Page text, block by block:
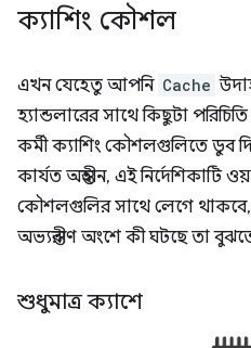
ক্যাশিং কৌশল
এখন যেহেতু আপনি Cache
হ্যান্ডলারের সাথে কিছুটা
কর্মী ক্যাশিং কৌশলগুলিতে ডুব
কার্যত অন্তহীন, এই নির্দেশিকাটি
কৌশলগুলির সাথে লেগে থাকবে,
অভ্যন্তরীণ অংশে কী ঘটছে তা
শুধুমাত্র ক্যাশে